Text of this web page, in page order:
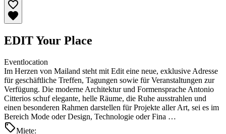
EDIT Your Place
Eventlocation
Im Herzen von Mailand steht mit Edit eine neue, exklusive Adresse
für geschäftliche Treffen, Tagungen sowie für Veranstaltungen zur
Verfügung. Die moderne Architektur und Formensprache Antonio
Citterios schuf elegante, helle Räume, die Ruhe ausstrahlen und
einen besonderen Rahmen darstellen für Projekte aller Art, sei es im
Bereich Mode oder Design, Technologie oder Fina …
Miete: